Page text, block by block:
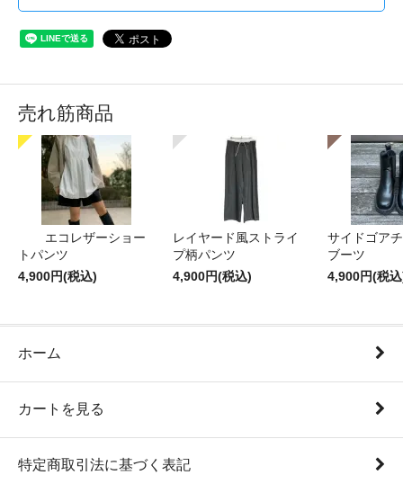
売れ筋商品
エコレザーショー
トパンツ
4,900円(税込)
レイヤード風ストライ
プ柄パンツ
4,900円(税込)
サイドゴア
ブーツ
4,900円(税
ホーム
カートを見る
特定商取引法に基づく表記